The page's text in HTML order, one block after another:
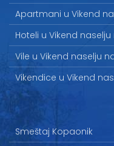
Apartmani u Vikend
Hoteli u Vikend
Vile u Vikend naselju
Vikendice u Vikend
Smeštaj Kopaonik